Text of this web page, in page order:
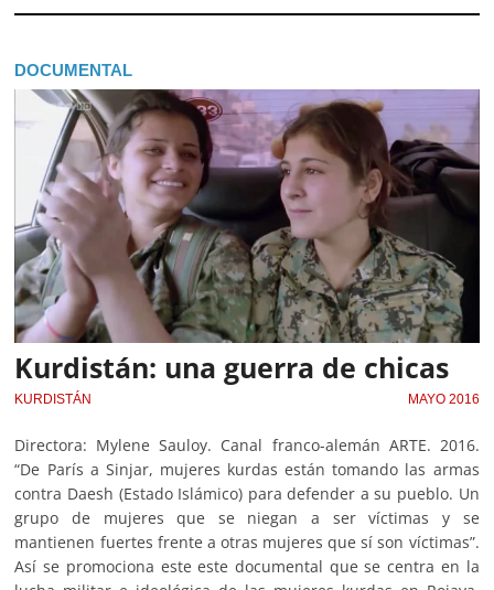
DOCUMENTAL
Kurdistán: una guerra de chicas
KURDISTÁN MAYO 2016
Directora: Mylene Sauloy. Canal franco-alemán ARTE. 2016.
“De París a Sinjar, mujeres kurdas están tomando las armas
contra Daesh (Estado Islámico) para defender a su pueblo. Un
grupo de mujeres que se niegan a ser víctimas y se
mantienen fuertes frente a otras mujeres que sí son víctimas”.
Así se promociona este este documental que se centra en la